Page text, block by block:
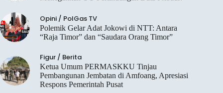
Opini / PolGas TV
Polemik Gelar Adat Jokowi di NTT: Antara
“Raja Timor” dan “Saudara Orang Timor”
Figur / Berita
Ketua Umum PERMASKKU Tinjau
Pembangunan Jembatan di Amfoang, Apresiasi
Respons Pemerintah Pusat